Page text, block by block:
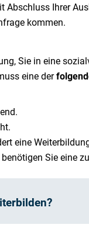
Abschluss Ihrer
kommen.
Sie in eine
eine der
eine
Sie eine